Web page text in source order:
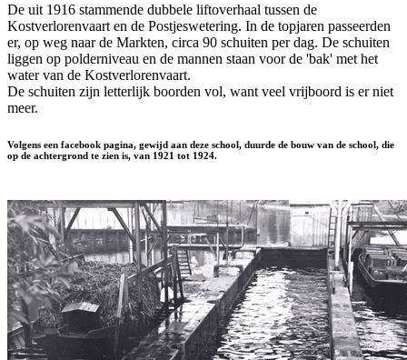
De uit 1916 stammende dubbele liftoverhaal tussen de
Kostverlorenvaart en de Postjeswetering. In de topjaren passeerden
er, op weg naar de Markten, circa 90 schuiten per dag. De schuiten
liggen op polderniveau en de mannen staan voor de 'bak' met het
water van de Kostverlorenvaart.
De schuiten zijn letterlijk boorden vol, want veel vrijboord is er niet
meer.
Volgens een facebook pagina, gewijd aan deze school, duurde de bouw van de school, die
op de achtergrond te zien is, van 1921 tot 1924.